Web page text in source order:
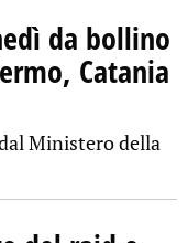
da bollino
Catania
Ministero della